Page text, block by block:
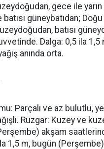
gece ile
güneybatıdan;
batısı
Dalga: 0,5 ila 1,5
anında orta.
Parçalı ve az bulutlu,
Rüzgar: Kuzey ve
akşam
1,5 m, bugün